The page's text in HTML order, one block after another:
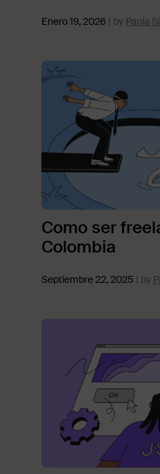
Enero 19, 2026 Paola
Como ser
Colombia
Septiembre 22, 2025